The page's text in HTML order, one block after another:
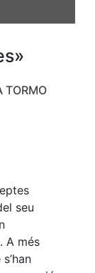
TORMO
seu
A més